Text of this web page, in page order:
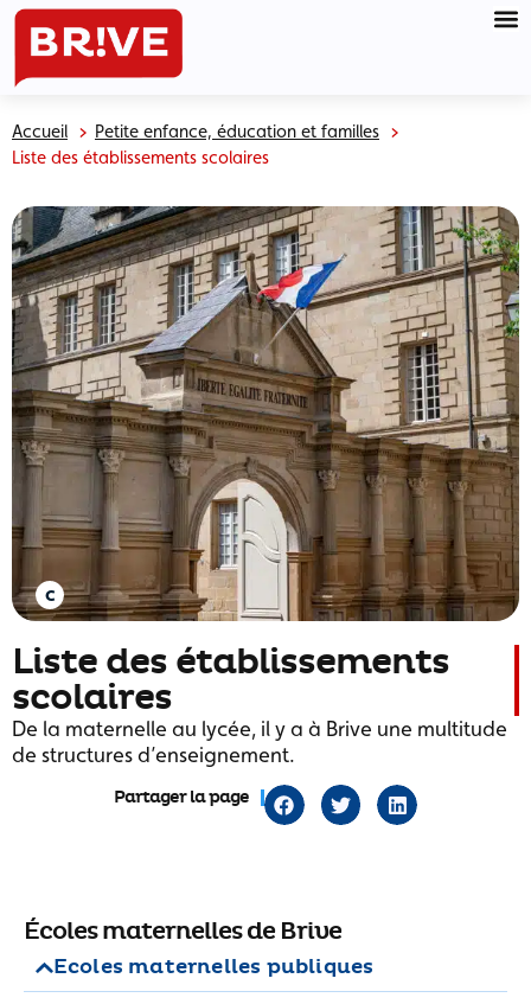
Accueil
Petite enfance, éducation et familles
Liste des établissements scolaires
Liste des établissements
scolaires
De la maternelle au lycée, il y a à Brive une multitude
de structures d’enseignement.
Partager la page
Écoles maternelles de Brive
Ecoles maternelles publiques